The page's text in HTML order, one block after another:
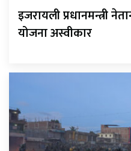
इजरायली प्रधानमन्त्री
योजना अस्वीकार